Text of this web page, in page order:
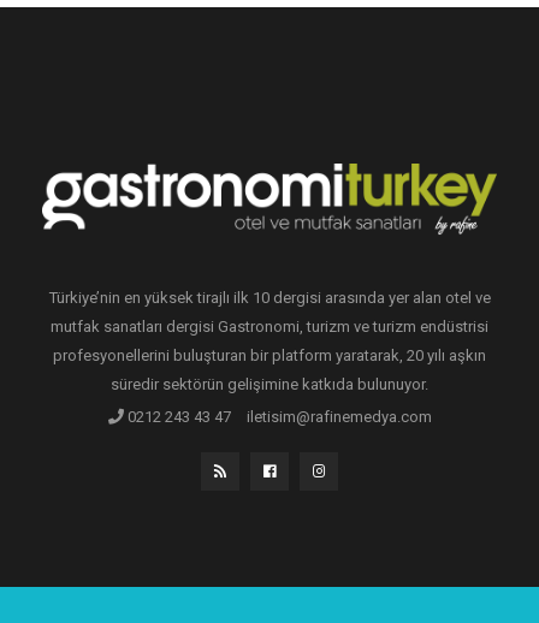
Türkiye’nin en yüksek tirajlı ilk 10 dergisi arasında yer alan otel ve
mutfak sanatları dergisi Gastronomi, turizm ve turizm endüstrisi
profesyonellerini buluşturan bir platform yaratarak, 20 yılı aşkın
süredir sektörün gelişimine katkıda bulunuyor.
0212 243 43 47
iletisim@rafinemedya.com